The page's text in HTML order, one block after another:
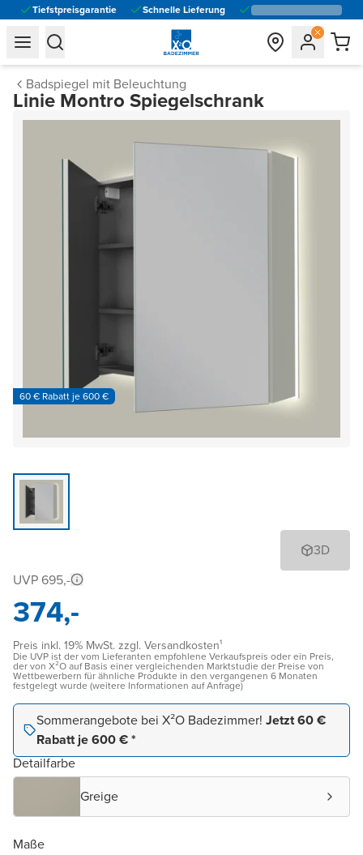
Tiefstpreisgarantie Schnelle Lieferung
general.navigation.toggle_menu.label
general.navigation.toggle_menu.label
Badspiegel mit Beleuchtung
Linie Montro Spiegelschrank
60 € Rabatt je 600 €
3D
UVP 695,-
374,-
Preis inkl. 19% MwSt. zzgl. Versandkosten¹
Die UVP ist der vom Lieferanten empfohlene Verkaufspreis oder ein Preis,
der von X²O auf Basis einer vergleichenden Marktstudie der Preise von
Wettbewerbern für ähnliche Produkte in den vergangenen 6 Monaten
festgelegt wurde (weitere Informationen auf Anfrage)
Sommerangebote bei X²O Badezimmer! Jetzt 60 €
Rabatt je 600 € *
Detailfarbe
Greige
Maße